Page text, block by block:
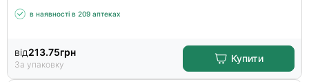
в наявності в 209 аптеках
від213.75грн
За упаковку
Купити